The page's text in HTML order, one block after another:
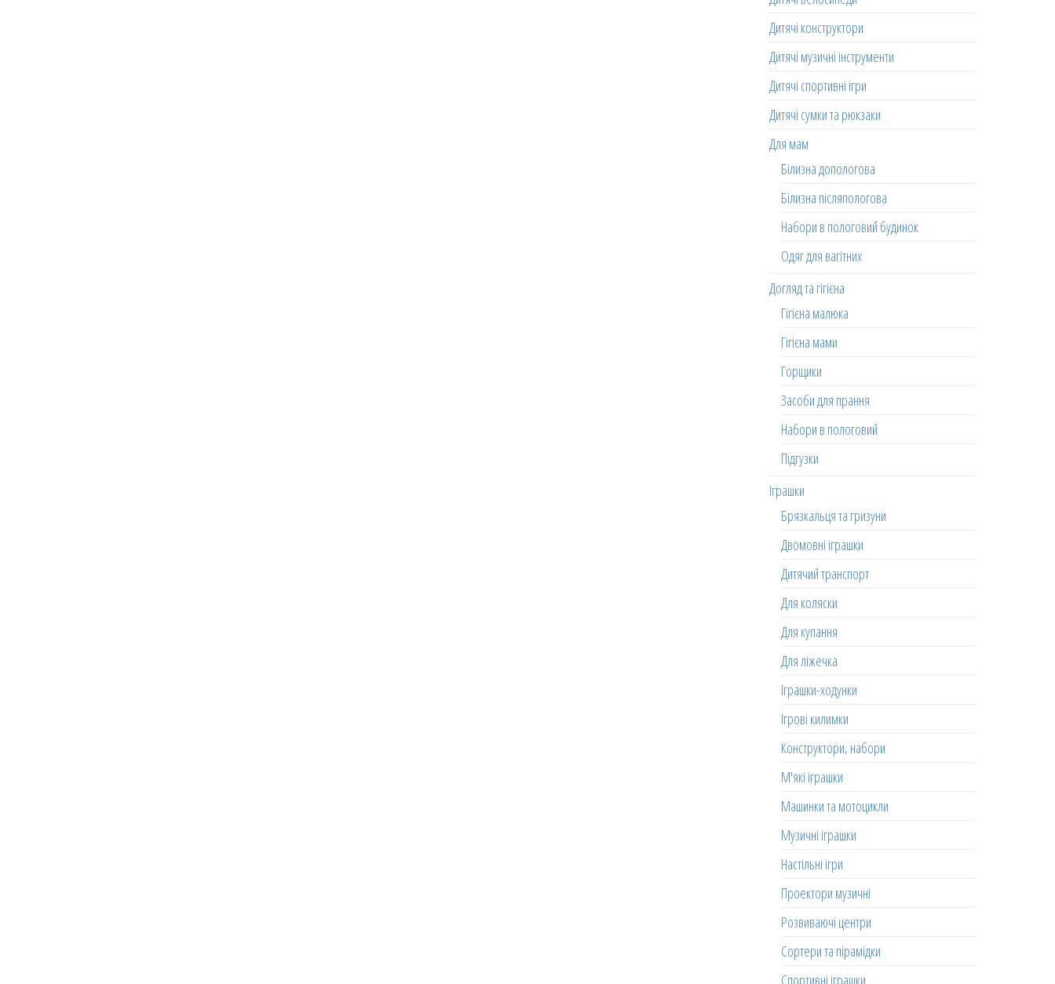
Дитячі конструктори
Дитячі музичні інструменти
Дитячі спортивні ігри
Дитячі сумки та рюкзаки
Для мам
Білизна допологова
Білизна післяпологова
Набори в пологовий будинок
Одяг для вагітних
Догляд та гігієна
Гігієна малюка
Гігієна мами
Горщики
Засоби для прання
Набори в пологовий
Підгузки
Іграшки
Брязкальця та гризуни
Двомовні іграшки
Дитячий транспорт
Для коляски
Для купання
Для ліжечка
Іграшки-ходунки
Ігрові килимки
Конструктори, набори
М'які іграшки
Машинки та мотоцикли
Музичні іграшки
Настільні ігри
Проектори музичні
Розвиваючі центри
Сортери та пірамідки
Спортивні іграшки